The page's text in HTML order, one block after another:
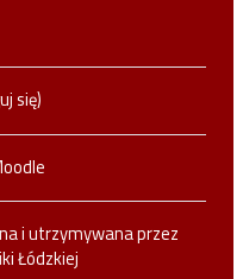
+ f
się)
i utrzymywana przez
Łódzkiej